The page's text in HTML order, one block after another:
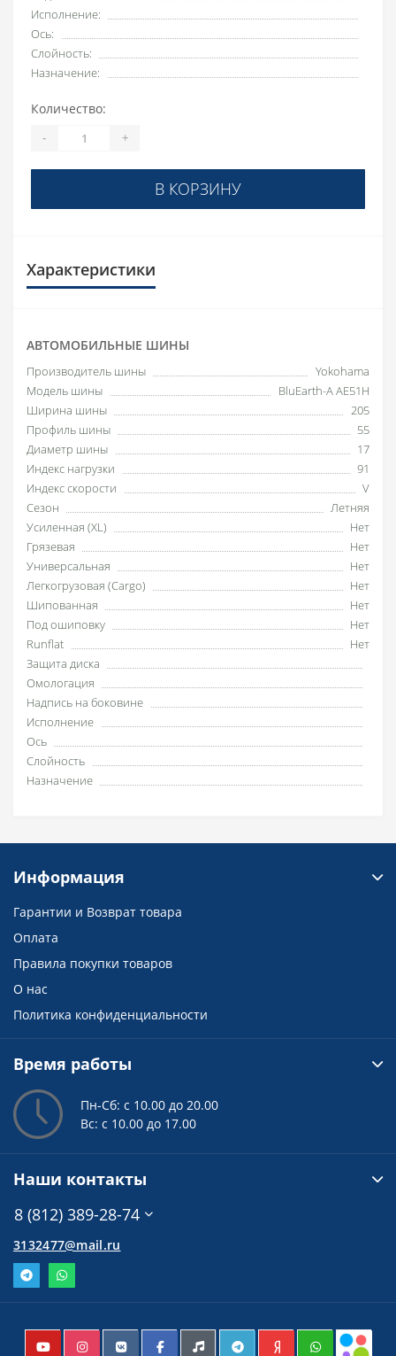
Исполнение:
Ось:
Слойность:
Назначение:
Количество:
- +
В КОРЗИНУ
Характеристики
АВТОМОБИЛЬНЫЕ ШИНЫ
Производитель шины
Yokohama
Модель шины
BluEarth-A AE51H
Ширина шины
205
Профиль шины
55
Диаметр шины
17
Индекс нагрузки
91
Индекс скорости
V
Сезон
Летняя
Усиленная (XL)
Нет
Грязевая
Нет
Универсальная
Нет
Легкогрузовая (Cargo)
Нет
Шипованная
Нет
Под ошиповку
Нет
Runflat
Нет
Защита диска
Омологация
Надпись на боковине
Исполнение
Ось
Слойность
Назначение
Информация
Гарантии и Возврат товара
Оплата
Правила покупки товаров
О нас
Политика конфиденциальности
Время работы
Пн-Сб: с 10.00 до 20.00
Вс: с 10.00 до 17.00
Наши контакты
8 (812) 389-28-74
3132477@mail.ru